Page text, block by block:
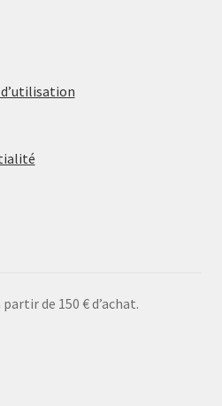
de 150 € d’achat.